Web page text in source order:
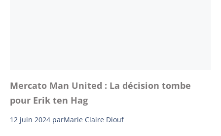
Mercato Man United : La décision tombe
pour Erik ten Hag
12 juin 2024 parMarie Claire Diouf